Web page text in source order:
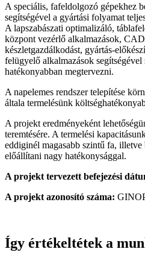
A speciális, fafeldolgozó gépekhez
segítségével a gyártási folyamat
A lapszabászati optimalizáló,
központ vezérlő alkalmazások,
készletgazdálkodást, gyártás-
felügyelő alkalmazások
hatékonyabban megtervezni.
A napelemes rendszer telepítése
általa termelésünk
A projekt eredményeként
teremtésére. A termelési
eddiginél magasabb szintű fa,
előállítani nagy hatékonysággal.
A projekt tervezett befejezési
A projekt azonosító száma:
Így értékeltétek a